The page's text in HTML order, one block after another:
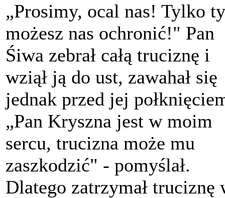
„Prosimy, ocal nas! Tylko ty
możesz nas ochronić!" Pan
Śiwa zebrał całą truciznę i
wziął ją do ust, zawahał się
jednak przed jej
„Pan Kryszna jest w moim
sercu, trucizna może mu
zaszkodzić" - pomyślał.
Dlatego zatrzymał truciznę